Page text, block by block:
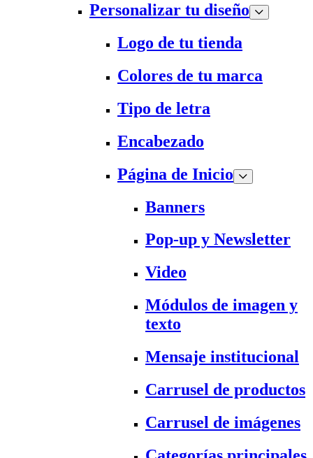
Personalizar tu diseño
Logo de tu tienda
Colores de tu marca
Tipo de letra
Encabezado
Página de Inicio
Banners
Pop-up y Newsletter
Video
Módulos de imagen y
texto
Mensaje institucional
Carrusel de productos
Carrusel de imágenes